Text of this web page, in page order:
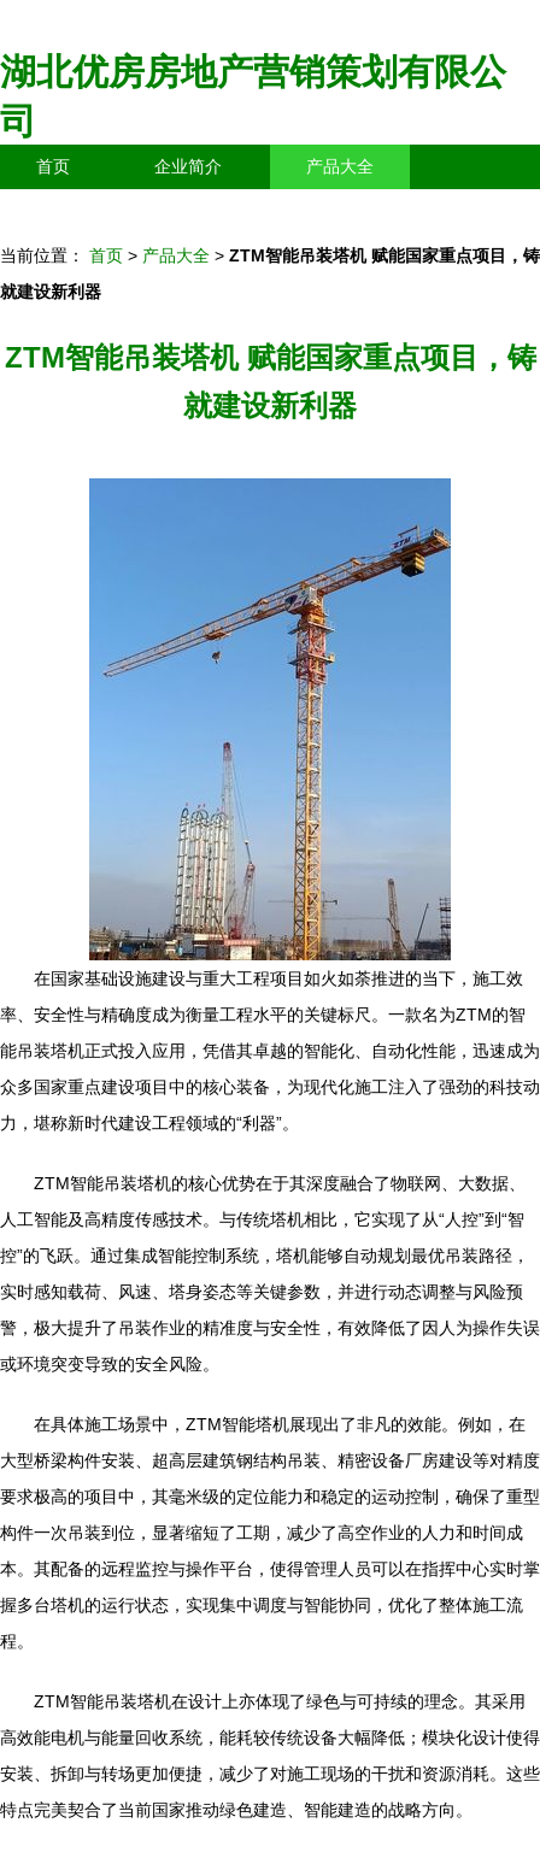
湖北优房房地产营销策划有限公
司
首页 企业简介 产品大全
当前位置： 首页 > 产品大全 > ZTM智能吊装塔机 赋能国家重点项目，铸
就建设新利器
ZTM智能吊装塔机 赋能国家重点项目，铸
就建设新利器
在国家基础设施建设与重大工程项目如火如荼推进的当下，施工效
率、安全性与精确度成为衡量工程水平的关键标尺。一款名为ZTM的智
能吊装塔机正式投入应用，凭借其卓越的智能化、自动化性能，迅速成为
众多国家重点建设项目中的核心装备，为现代化施工注入了强劲的科技动
力，堪称新时代建设工程领域的“利器”。
ZTM智能吊装塔机的核心优势在于其深度融合了物联网、大数据、
人工智能及高精度传感技术。与传统塔机相比，它实现了从“人控”到“智
控”的飞跃。通过集成智能控制系统，塔机能够自动规划最优吊装路径，
实时感知载荷、风速、塔身姿态等关键参数，并进行动态调整与风险预
警，极大提升了吊装作业的精准度与安全性，有效降低了因人为操作失误
或环境突变导致的安全风险。
在具体施工场景中，ZTM智能塔机展现出了非凡的效能。例如，在
大型桥梁构件安装、超高层建筑钢结构吊装、精密设备厂房建设等对精度
要求极高的项目中，其毫米级的定位能力和稳定的运动控制，确保了重型
构件一次吊装到位，显著缩短了工期，减少了高空作业的人力和时间成
本。其配备的远程监控与操作平台，使得管理人员可以在指挥中心实时掌
握多台塔机的运行状态，实现集中调度与智能协同，优化了整体施工流
程。
ZTM智能吊装塔机在设计上亦体现了绿色与可持续的理念。其采用
高效能电机与能量回收系统，能耗较传统设备大幅降低；模块化设计使得
安装、拆卸与转场更加便捷，减少了对施工现场的干扰和资源消耗。这些
特点完美契合了当前国家推动绿色建造、智能建造的战略方向。